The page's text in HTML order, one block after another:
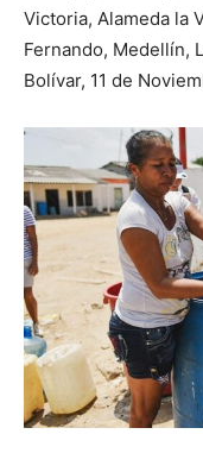
Victoria, Alameda la
Fernando, Medellín,
Bolívar, 11 de